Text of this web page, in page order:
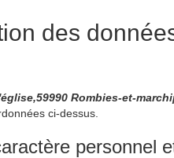
des
Rombies-et-
ci-dessus.
personnel